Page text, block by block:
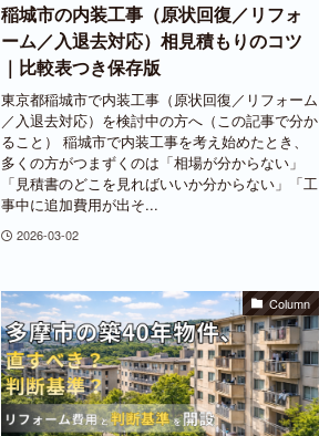
稲城市の内装工事（原状回復／リフォ
ーム／入退去対応）相見積もりのコツ
｜比較表つき保存版
東京都稲城市で内装工事（原状回復／リフォーム
／入退去対応）を検討中の方へ（この記事で分か
ること） 稲城市で内装工事を考え始めたとき、
多くの方がつまずくのは「相場が分からない」
「見積書のどこを見ればいいか分からない」「工
事中に追加費用が出そ...
2026-03-02
Column